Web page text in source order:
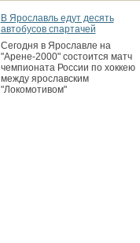
В Ярославль едут десять
автобусов спартачей
Сегодня в Ярославле на
"Арене-2000" состоится матч
чемпионата России по хоккею
между ярославским
"Локомотивом"